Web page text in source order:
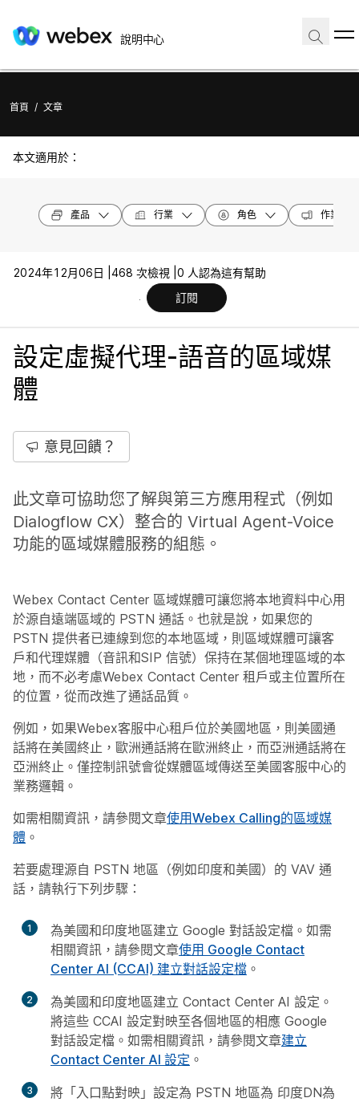
說明中心
首頁 / 文章
本文適用於：
產品 行業 角色 作業系統
2024年12月06日 | 468 次檢視 | 0 人認為這有幫助
訂閱
設定虛擬代理-語音的區域媒
體
意見回饋？
此文章可協助您了解與第三方應用程式（例如
Dialogflow CX）整合的 Virtual Agent-Voice
功能的區域媒體服務的組態。
Webex Contact Center 區域媒體可讓您將本地資料中心用
於源自遠端區域的 PSTN 通話。也就是說，如果您的
PSTN 提供者已連線到您的本地區域，則區域媒體可讓客
戶和代理媒體（音訊和SIP 信號）保持在某個地理區域的本
地，而不必考慮Webex Contact Center 租戶或主位置所在
的位置，從而改進了通話品質。
例如，如果Webex客服中心租戶位於美國地區，則美國通
話將在美國終止，歐洲通話將在歐洲終止，而亞洲通話將在
亞洲終止。僅控制訊號會從媒體區域傳送至美國客服中心的
業務邏輯。
如需相關資訊，請參閱文章使用Webex Calling的區域媒
體 。
若要處理源自 PSTN 地區（例如印度和美國）的 VAV 通
話，請執行下列步驟：
1
為美國和印度地區建立 Google 對話設定檔。如需
相關資訊，請參閱文章使用 Google Contact
Center AI (CCAI) 建立對話設定檔 。
2
為美國和印度地區建立 Contact Center AI 設定。
將這些 CCAI 設定對映至各個地區的相應 Google
對話設定檔。如需相關資訊，請參閱文章建立
Contact Center AI 設定 。
3
將「入口點對映」設定為 PSTN 地區為 印度DN為